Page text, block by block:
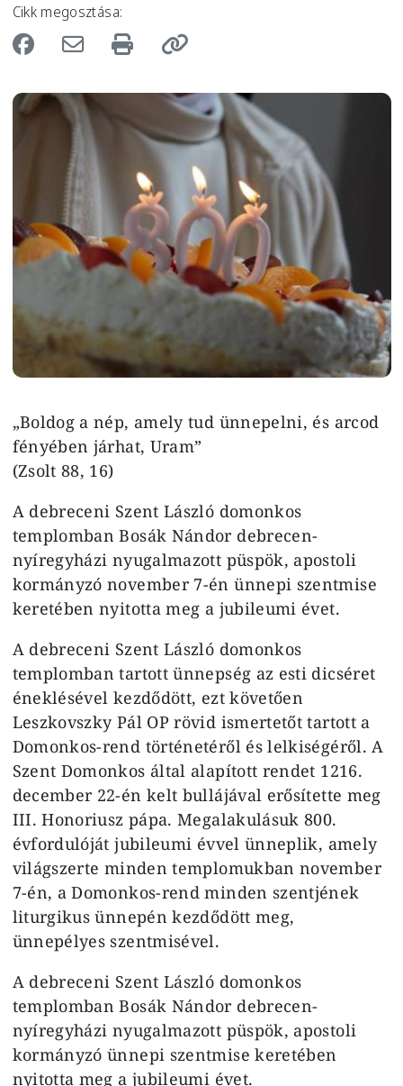
Cikk megosztása:
Image
„Boldog a nép, amely tud ünnepelni, és arcod
fényében járhat, Uram”
(Zsolt 88, 16)
A debreceni Szent László domonkos
templomban Bosák Nándor debrecen-
nyíregyházi nyugalmazott püspök, apostoli
kormányzó november 7-én ünnepi szentmise
keretében nyitotta meg a jubileumi évet.
A debreceni Szent László domonkos
templomban tartott ünnepség az esti dicséret
éneklésével kezdődött, ezt követően
Leszkovszky Pál OP rövid ismertetőt tartott a
Domonkos-rend történetéről és lelkiségéről. A
Szent Domonkos által alapított rendet 1216.
december 22-én kelt bullájával erősítette meg
III. Honoriusz pápa. Megalakulásuk 800.
évfordulóját jubileumi évvel ünneplik, amely
világszerte minden templomukban november
7-én, a Domonkos-rend minden szentjének
liturgikus ünnepén kezdődött meg,
ünnepélyes szentmisével.
A debreceni Szent László domonkos
templomban Bosák Nándor debrecen-
nyíregyházi nyugalmazott püspök, apostoli
kormányzó ünnepi szentmise keretében
nyitotta meg a jubileumi évet.